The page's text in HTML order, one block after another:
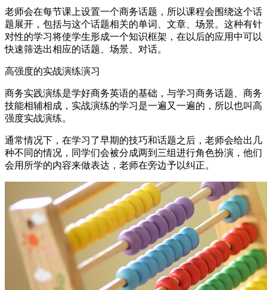
老师会在每节课上设置一个商务话题，所以课程会围绕这个话
题展开，包括与这个话题相关的单词、文章、场景。这种有针
对性的学习将使学生形成一个知识框架，在以后的应用中可以
快速筛选出相应的话题、场景、对话。
高强度的实战演练演习
商务实践演练是学好商务英语的基础，与学习商务话题、商务
技能相辅相成，实战演练的学习是一遍又一遍的，所以也叫高
强度实战演练。
通常情况下，在学习了早期的技巧和话题之后，老师会给出几
种不同的情况，同学们会被分成两到三组进行角色扮演，他们
会用所学的内容来做表达，老师在旁边予以纠正。